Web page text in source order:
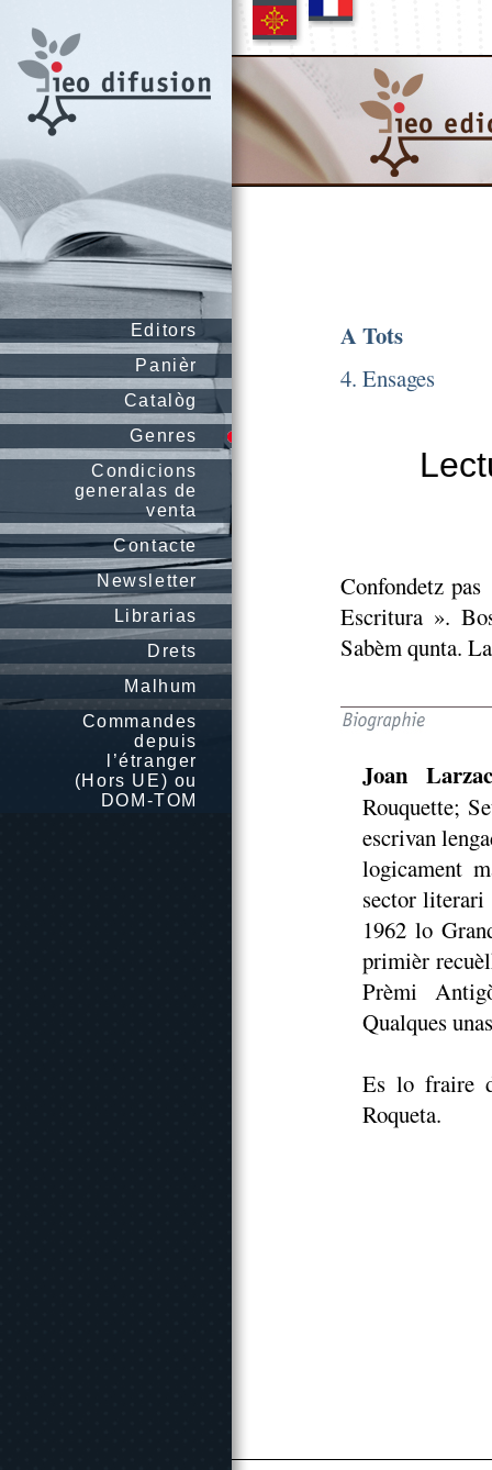
Editors
Panièr
Catalòg
Genres
Condicions
generalas de
venta
Contacte
Newsletter
Librarias
Drets
Malhum
Commandes
depuis
l’étranger
(Hors UE) ou
DOM-TOM
A Tots
4. Ensages
Confondetz
Escritura ».
Sabèm qunta.
Joan
Rouquette;
escrivan
logicament
sector literari
1962 lo
primièr
Prèmi
Qualques
Es lo fraire
Roqueta.